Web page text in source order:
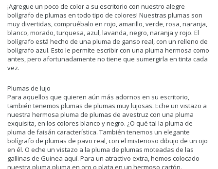
¡Agregue un poco de color a su escritorio con nuestro alegre
bolígrafo de plumas en todo tipo de colores! Nuestras plumas son
muy divertidas, compruébalo en rojo, amarillo, verde, rosa, naranja,
blanco, morado, turquesa, azul, lavanda, negro, naranja y rojo. El
bolígrafo está hecho de una pluma de ganso real, con un relleno de
bolígrafo azul. Esto le permite escribir con una pluma hermosa como
antes, pero afortunadamente no tiene que sumergirla en tinta cada
vez.
Plumas de lujo
Para aquellos que quieren aún más adornos en su escritorio,
también tenemos plumas de plumas muy lujosas. Eche un vistazo a
nuestra hermosa pluma de plumas de avestruz con una pluma
exquisita, en los colores blanco y negro. ¿O qué tal la pluma de
pluma de faisán característica. También tenemos un elegante
bolígrafo de plumas de pavo real, con el misterioso dibujo de un ojo
en él. O eche un vistazo a la pluma de plumas moteadas de las
gallinas de Guinea aquí. Para un atractivo extra, hemos colocado
nuestra pluma pluma en oro o plata en un hermoso cartón.